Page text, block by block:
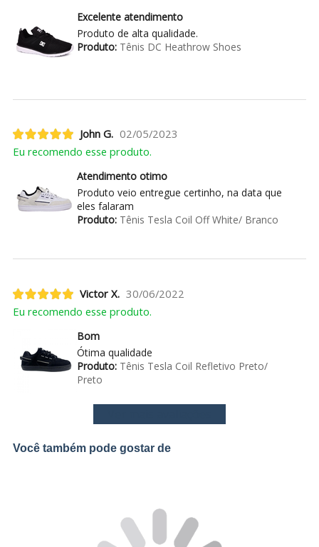
Excelente atendimento
Produto de alta qualidade.
Produto:Tênis DC Heathrow Shoes
John G. 02/05/2023
Eu recomendo esse produto.
Atendimento otimo
Produto veio entregue certinho, na data que
eles falaram
Produto:Tênis Tesla Coil Off White/ Branco
Victor X. 30/06/2022
Eu recomendo esse produto.
Bom
Ótima qualidade
Produto:Tênis Tesla Coil Refletivo Preto/
Preto
Você também pode gostar de